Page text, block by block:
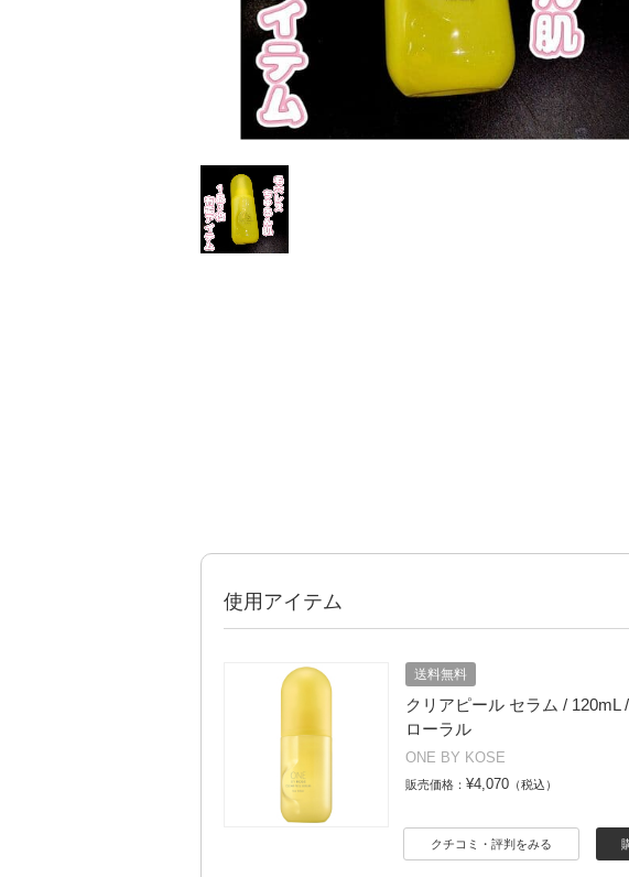
使用アイテム
送料無料
クリアピール セラム / 120mL
ローラル
ONE BY KOSE
販売価格： ¥4,070 （税込）
クチコミ・評判をみる